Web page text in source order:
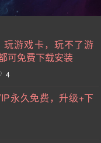
3D(347)
模拟经营(282)
游戏卡，玩不了游
可免费下载安装
4
永久免费，升级+下